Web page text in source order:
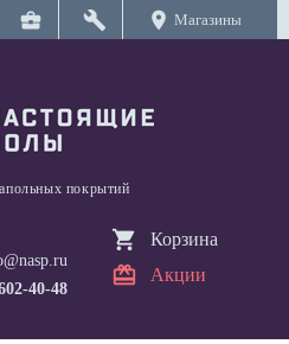
business_center build location_on Магазины
покрытий
40-48
Корзина
Акции